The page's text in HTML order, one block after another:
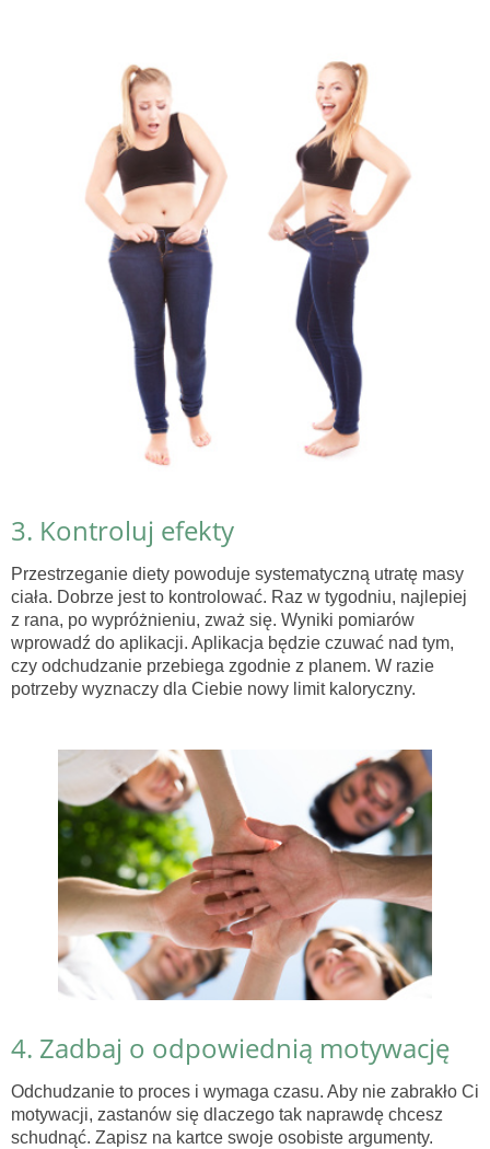
3. Kontroluj efekty
Przestrzeganie diety powoduje systematyczną utratę masy
ciała. Dobrze jest to kontrolować. Raz w tygodniu, najlepiej
z rana, po wypróżnieniu, zważ się. Wyniki pomiarów
wprowadź do aplikacji. Aplikacja będzie czuwać nad tym,
czy odchudzanie przebiega zgodnie z planem. W razie
potrzeby wyznaczy dla Ciebie nowy limit kaloryczny.
4. Zadbaj o odpowiednią motywację
Odchudzanie to proces i wymaga czasu. Aby nie zabrakło Ci
motywacji, zastanów się dlaczego tak naprawdę chcesz
schudnąć. Zapisz na kartce swoje osobiste argumenty.